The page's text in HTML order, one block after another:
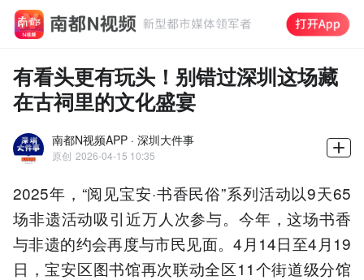
有看头更有玩头！别错过深圳这场藏
在古祠里的文化盛宴
南都N视频APP · 深圳大件事
原创 2026-04-15 10:35
2025年，“阅见宝安·书香民俗”系列活动以9天65
场非遗活动吸引近万人次参与。今年，这场书香
与非遗的约会再度与市民见面。4月14日至4月19
日，宝安区图书馆再次联动全区11个街道级分馆